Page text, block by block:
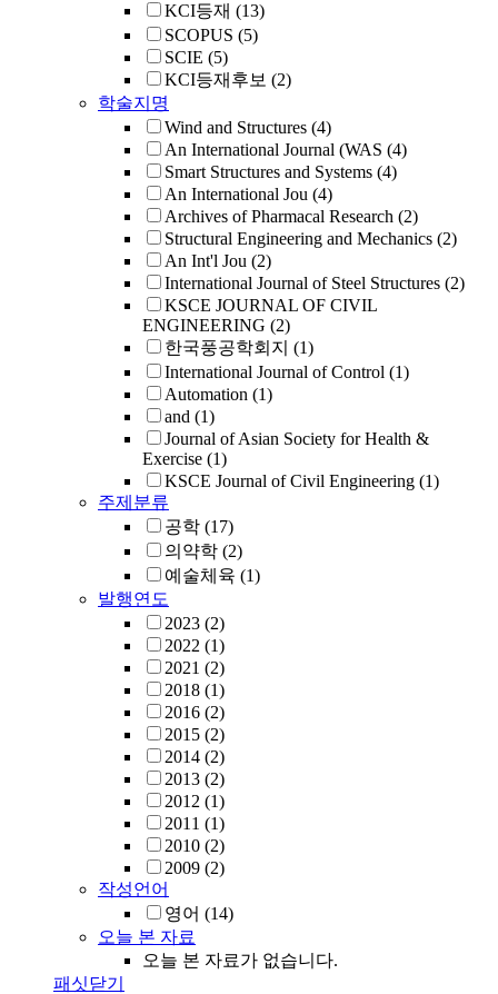
KCI등재 (13)
SCOPUS (5)
SCIE (5)
KCI등재후보 (2)
학술지명
Wind and Structures (4)
An International Journal (WAS (4)
Smart Structures and Systems (4)
An International Jou (4)
Archives of Pharmacal Research (2)
Structural Engineering and Mechanics (2)
An Int'l Jou (2)
International Journal of Steel Structures (2)
KSCE JOURNAL OF CIVIL
ENGINEERING (2)
한국풍공학회지 (1)
International Journal of Control (1)
Automation (1)
and (1)
Journal of Asian Society for Health &
Exercise (1)
KSCE Journal of Civil Engineering (1)
주제분류
공학 (17)
의약학 (2)
예술체육 (1)
발행연도
2023 (2)
2022 (1)
2021 (2)
2018 (1)
2016 (2)
2015 (2)
2014 (2)
2013 (2)
2012 (1)
2011 (1)
2010 (2)
2009 (2)
작성언어
영어 (14)
오늘 본 자료
오늘 본 자료가 없습니다.
패싯닫기